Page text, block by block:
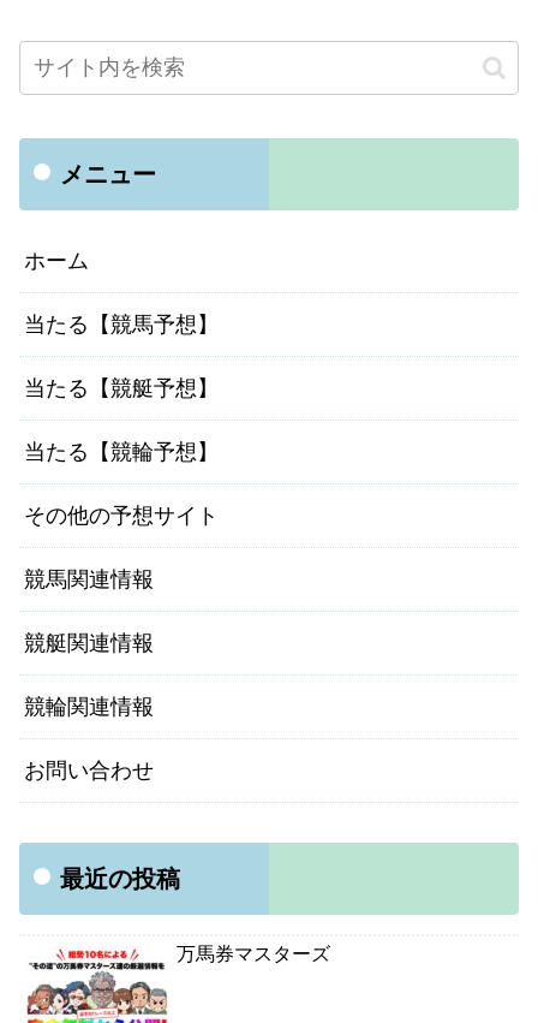
メニュー
ホーム
当たる【競馬予想】
当たる【競艇予想】
当たる【競輪予想】
その他の予想サイト
競馬関連情報
競艇関連情報
競輪関連情報
お問い合わせ
最近の投稿
万馬券マスターズ